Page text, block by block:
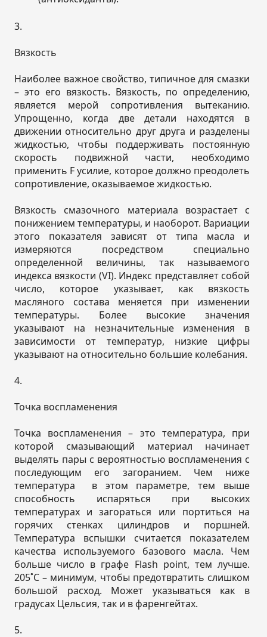
3.
Вязкость
Наиболее важное свойство, типичное для смазки
– это его вязкость. Вязкость, по определению,
является мерой сопротивления вытеканию.
Упрощенно, когда две детали находятся в
движении относительно друг друга и разделены
жидкостью, чтобы поддерживать постоянную
скорость подвижной части, необходимо
применить F усилие, которое должно преодолеть
сопротивление, оказываемое жидкостью.
Вязкость смазочного материала возрастает с
понижением температуры, и наоборот. Вариации
этого показателя зависят от типа масла и
измеряются посредством специально
определенной величины, так называемого
индекса вязкости (VI). Индекс представляет собой
число, которое указывает, как вязкость
масляного состава меняется при изменении
температуры. Более высокие значения
указывают на незначительные изменения в
зависимости от температур, низкие цифры
указывают на относительно большие колебания.
4.
Точка воспламенения
Точка воспламенения – это температура, при
которой смазывающий материал начинает
выделять пары c вероятностью воспламенения с
последующим его загоранием. Чем ниже
температура в этом параметре, тем выше
способность испаряться при высоких
температурах и загораться или портиться на
горячих стенках цилиндров и поршней.
Температура вспышки считается показателем
качества используемого базового масла. Чем
больше число в графе Flash point, тем лучше.
205˚С – минимум, чтобы предотвратить слишком
большой расход. Может указываться как в
градусах Цельсия, так и в фаренгейтах.
5.